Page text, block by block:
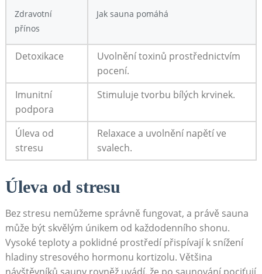
Zdravotní
přínos
Jak sauna pomáhá
Detoxikace
Uvolnění toxinů prostřednictvím
pocení.
Imunitní
podpora
Stimuluje tvorbu bílých krvinek.
Úleva od
stresu
Relaxace a uvolnění napětí ‍ve
svalech.
Úleva od stresu
Bez⁣ stresu nemůžeme ⁤správně fungovat, a právě sauna⁢
může⁣ být skvělým‍ únikem od každodenního ‌shonu.
Vysoké teploty⁢ a‌ poklidné prostředí přispívají k​ snížení
hladiny​ stresového hormonu kortizolu.‌ Většina